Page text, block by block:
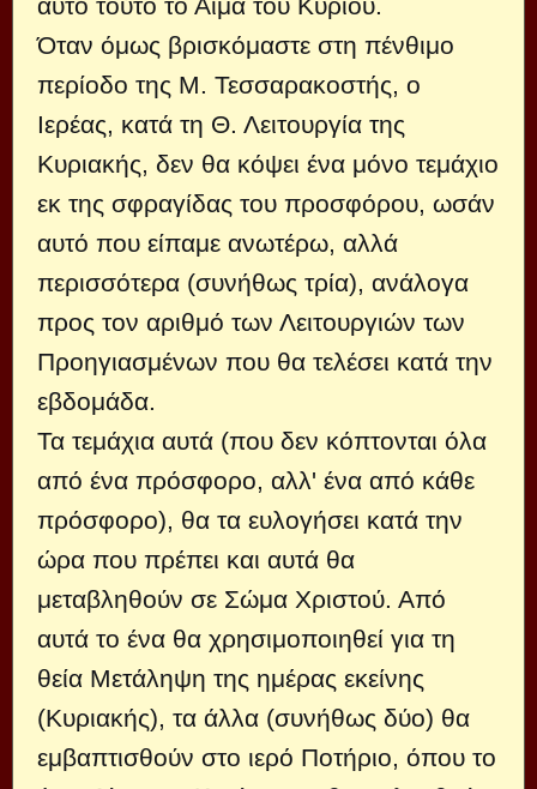
Όταν όμως βρισκόμαστε στη πένθιμο
περίοδο της Μ. Τεσσαρακοστής, ο
Ιερέας, κατά τη Θ. Λειτουργία της
Κυριακής, δεν θα κόψει ένα μόνο τεμάχιο
εκ της σφραγίδας του προσφόρου, ωσάν
αυτό που είπαμε ανωτέρω, αλλά
περισσότερα (συνήθως τρία), ανάλογα
προς τον αριθμό των Λειτουργιών των
Προηγιασμένων που θα τελέσει κατά την
εβδομάδα.
Τα τεμάχια αυτά (που δεν κόπτονται όλα
από ένα πρόσφορο, αλλ' ένα από κάθε
πρόσφορο), θα τα ευλογήσει κατά την
ώρα που πρέπει και αυτά θα
μεταβληθούν σε Σώμα Χριστού. Από
αυτά το ένα θα χρησιμοποιηθεί για τη
θεία Μετάληψη της ημέρας εκείνης
(Κυριακής), τα άλλα (συνήθως δύο) θα
εμβαπτισθούν στο ιερό Ποτήριο, όπου το